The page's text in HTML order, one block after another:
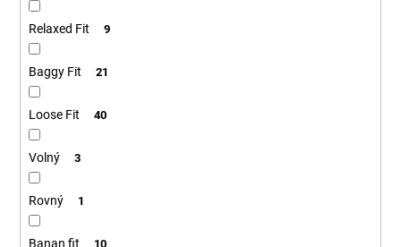
Relaxed Fit 9
Baggy Fit 21
Loose Fit 40
Volný 3
Rovný 1
Banan fit 10